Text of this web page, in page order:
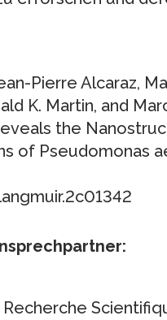
Pierre Alcaraz,
K. Martin, and
the
of Pseudomonas